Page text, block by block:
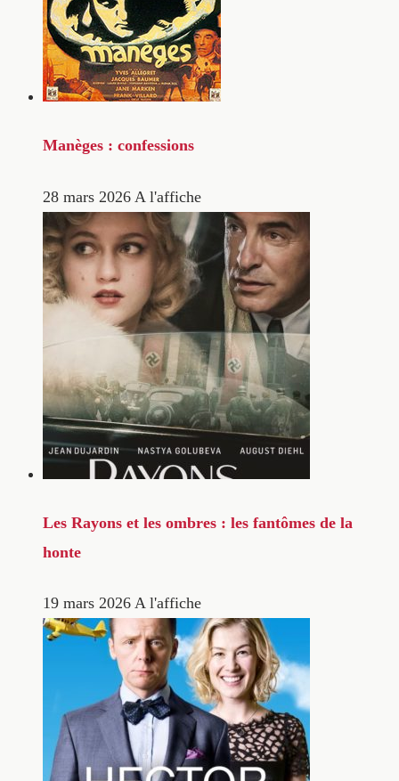
Manèges : confessions
28 mars 2026 A l'affiche
Les Rayons et les ombres : les fantômes de la
honte
19 mars 2026 A l'affiche